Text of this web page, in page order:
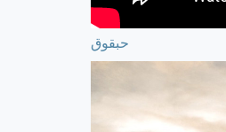
حبقوق